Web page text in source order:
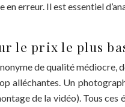
erreur. Il est essentiel
le prix le plus
de qualité médiocre,
alléchantes. Un
de la vidéo). Tous